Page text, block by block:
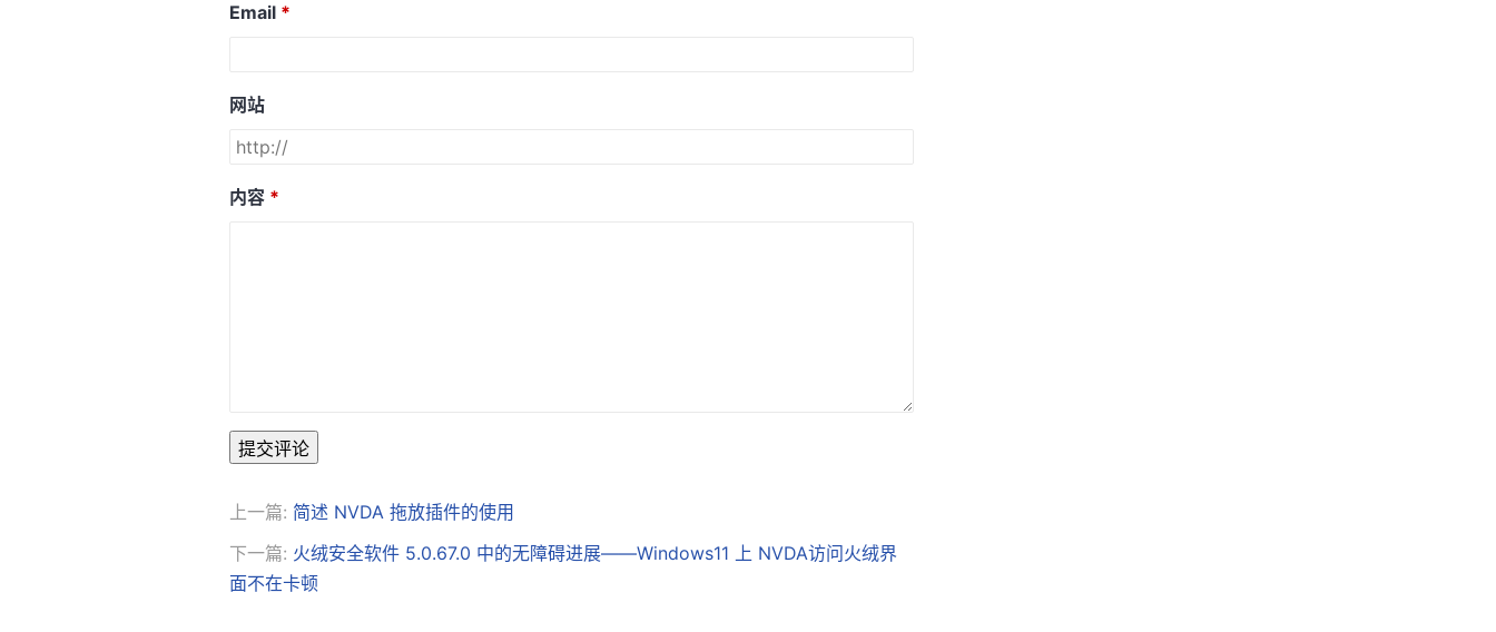
Email
网站
内容
提交评论
上一篇: 简述 NVDA 拖放插件的使用
下一篇: 火绒安全软件 5.0.67.0 中的无障碍进展——Windows11 上 NVDA访问火绒界
面不在卡顿